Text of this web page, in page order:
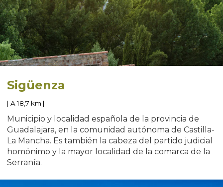
Sigüenza
| A 18,7 km |
Municipio y localidad española de la provincia de
Guadalajara, en la comunidad autónoma de Castilla-
La Mancha. Es también la cabeza del partido judicial
homónimo y la mayor localidad de la comarca de la
Serranía.